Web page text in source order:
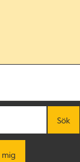
Sök